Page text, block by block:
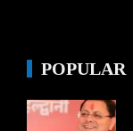
POPULAR